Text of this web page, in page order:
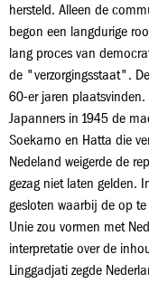
hersteld. Alleen de
begon een langdurige
lang proces van
de "verzorgingsstaat".
60-er jaren
Japanners in 1945 de
Soekarno en Hatta die
Nedeland weigerde de
gezag niet laten gelden.
gesloten waarbij de op
Unie zou vormen met
interpretatie over de
Linggadjati zegde